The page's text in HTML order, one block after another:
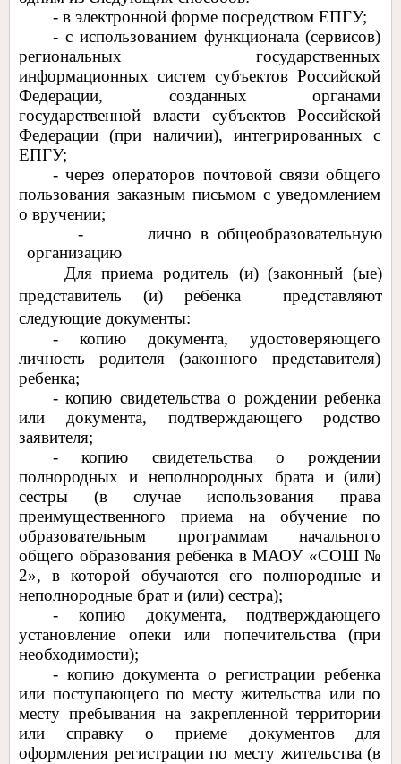
- в электронной форме посредством ЕПГУ;
- с использованием функционала (сервисов)
региональных государственных
информационных систем субъектов Российской
Федерации, созданных органами
государственной власти субъектов Российской
Федерации (при наличии), интегрированных с
ЕПГУ;
- через операторов почтовой связи общего
пользования заказным письмом с уведомлением
о вручении;
- лично в общеобразовательную
организацию
Для приема родитель (и) (законный (ые)
представитель (и) ребенка представляют
следующие документы:
- копию документа, удостоверяющего
личность родителя (законного представителя)
ребенка;
- копию свидетельства о рождении ребенка
или документа, подтверждающего родство
заявителя;
- копию свидетельства о рождении
полнородных и неполнородных брата и (или)
сестры (в случае использования права
преимущественного приема на обучение по
образовательным программам начального
общего образования ребенка в МАОУ «СОШ №
2», в которой обучаются его полнородные и
неполнородные брат и (или) сестра);
- копию документа, подтверждающего
установление опеки или попечительства (при
необходимости);
- копию документа о регистрации ребенка
или поступающего по месту жительства или по
месту пребывания на закрепленной территории
или справку о приеме документов для
оформления регистрации по месту жительства (в